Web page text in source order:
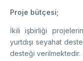
Proje bütçesi;
İkili işbirliği
yurtdışı seyahat
desteği verilmektedir.